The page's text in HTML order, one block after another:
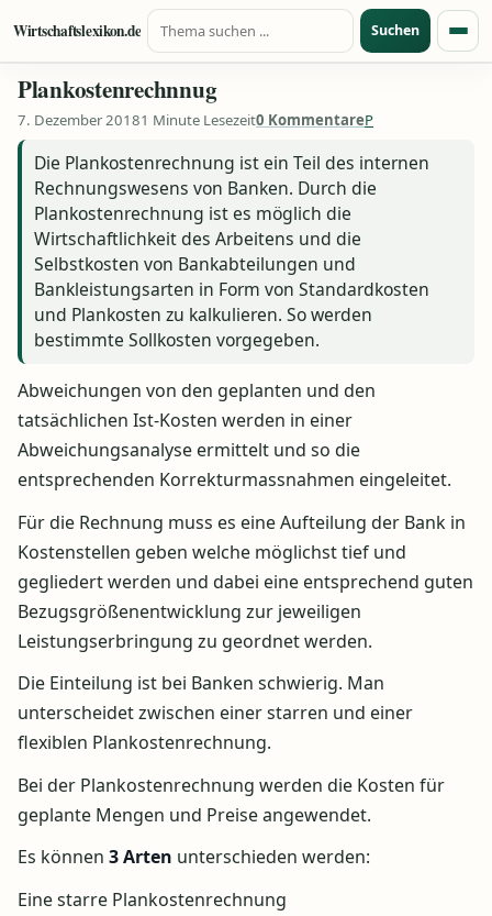
Zum Inhalt springen
Wirtschaftslexikon.de
Suche nach:
Suchen
Plankostenrechnnug
7. Dezember 20181 Minute Lesezeit0 KommentareP
Die Plankostenrechnung ist ein Teil des internen
Rechnungswesens von Banken. Durch die
Plankostenrechnung ist es möglich die
Wirtschaftlichkeit des Arbeitens und die
Selbstkosten von Bankabteilungen und
Bankleistungsarten in Form von Standardkosten
und Plankosten zu kalkulieren. So werden
bestimmte Sollkosten vorgegeben.
Abweichungen von den geplanten und den
tatsächlichen Ist-Kosten werden in einer
Abweichungsanalyse ermittelt und so die
entsprechenden Korrekturmassnahmen eingeleitet.
Für die Rechnung muss es eine Aufteilung der Bank in
Kostenstellen geben welche möglichst tief und
gegliedert werden und dabei eine entsprechend guten
Bezugsgrößenentwicklung zur jeweiligen
Leistungserbringung zu geordnet werden.
Die Einteilung ist bei Banken schwierig. Man
unterscheidet zwischen einer starren und einer
flexiblen Plankostenrechnung.
Bei der Plankostenrechnung werden die Kosten für
geplante Mengen und Preise angewendet.
Es können 3 Arten unterschieden werden:
Eine starre Plankostenrechnung